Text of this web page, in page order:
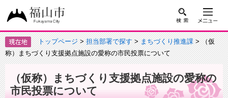
トップページ>担当部署で探す>まちづくり推進課> （仮
称）まちづくり支援拠点施設の愛称の市民投票について
（仮称）まちづくり支援拠点施設の愛称の
市民投票について